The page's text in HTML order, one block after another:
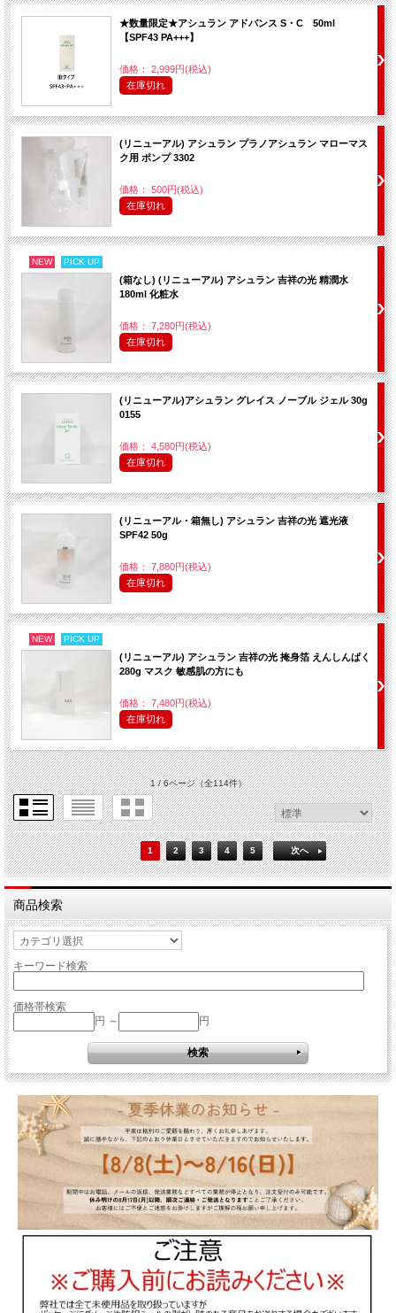
★数量限定★アシュラン アドバンス S・C 50ml
【SPF43 PA+++】
価格： 2,999円(税込)
在庫切れ
(リニューアル) アシュラン プラノアシュラン マローマス
ク用 ポンプ 3302
価格： 500円(税込)
在庫切れ
NEW PICK UP
(箱なし) (リニューアル) アシュラン 吉祥の光 精潤水
180ml 化粧水
価格： 7,280円(税込)
在庫切れ
(リニューアル)アシュラン グレイス ノーブル ジェル 30g
0155
価格： 4,580円(税込)
在庫切れ
(リニューアル・箱無し) アシュラン 吉祥の光 遮光液
SPF42 50g
価格： 7,880円(税込)
在庫切れ
NEW PICK UP
(リニューアル) アシュラン 吉祥の光 掩身箔 えんしんぱく
280g マスク 敏感肌の方にも
価格： 7,480円(税込)
在庫切れ
1 / 6ページ（全114件）
1 2 3 4 5 次へ
商品検索
キーワード検索
価格帯検索
円 ～
円